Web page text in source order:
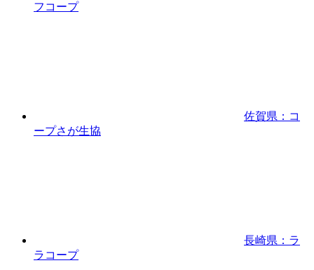
フコープ
佐賀県：コ
ープさが生協
長崎県：ラ
ラコープ